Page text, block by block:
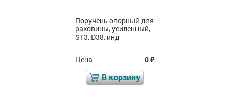
Поручень опорный для
раковины, усиленный,
ST3, D38, инд
Цена 0₽
В корзину